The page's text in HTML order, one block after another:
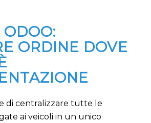
ORDINE DOVE
di centralizzare tutte le
ai veicoli in un unico